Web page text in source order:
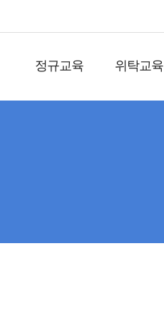
정규교육 위탁교육